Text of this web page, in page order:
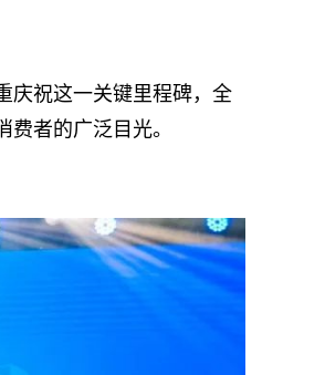
祝这一关键里程碑，全
者的广泛目光。